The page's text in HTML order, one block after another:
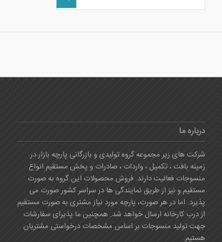
درباره ما
شرکت های زیر مجموعه گروه تولیدی و بازرگانی پارچه بازار در
زمینه بافت ، تکمیل ، واردات ، صادرات و پخش مستقیم انواع
منسوجات فعالیت دارند. فروش محصولات این گروه به صورت
مستقیم و نیز از طریق نمایندگی ها در سراسر کشور صورت می
پذیرد. اما در هر صورت، پارچه مورد نیاز مشتری به صورت مستقیم
از درب کارخانه ارسال خواهد شد. همچنین ما پذیرای سفارشات
جهت تولید منسوجات بر اساس مشخصات درخواستی مشتریان
هستیم.